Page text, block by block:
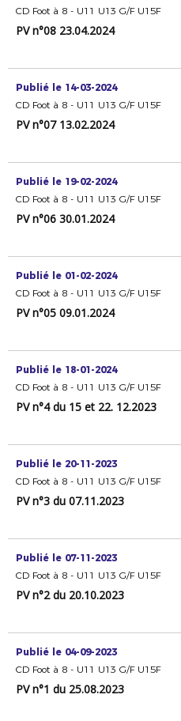
CD Foot à 8 - U11 U13 G/F U15F
PV n°08 23.04.2024
Publié le 14-03-2024
CD Foot à 8 - U11 U13 G/F U15F
PV n°07 13.02.2024
Publié le 19-02-2024
CD Foot à 8 - U11 U13 G/F U15F
PV n°06 30.01.2024
Publié le 01-02-2024
CD Foot à 8 - U11 U13 G/F U15F
PV n°05 09.01.2024
Publié le 18-01-2024
CD Foot à 8 - U11 U13 G/F U15F
PV n°4 du 15 et 22. 12.2023
Publié le 20-11-2023
CD Foot à 8 - U11 U13 G/F U15F
PV n°3 du 07.11.2023
Publié le 07-11-2023
CD Foot à 8 - U11 U13 G/F U15F
PV n°2 du 20.10.2023
Publié le 04-09-2023
CD Foot à 8 - U11 U13 G/F U15F
PV n°1 du 25.08.2023